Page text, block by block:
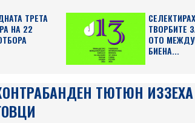
ТРЕТА
НА 22
ТВОРБИТЕ
ОТО
БИЕНА...
ТЮТЮН